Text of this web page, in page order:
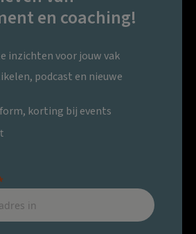
en coaching!
inzichten voor jouw vak
podcast en nieuwe
korting bij events